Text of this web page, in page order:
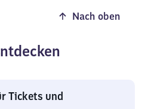
Nach oben
Tickets und